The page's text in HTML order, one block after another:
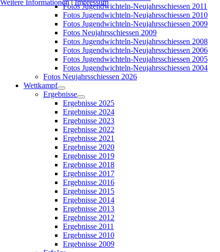
Fotos Jugendwichteln-Neujahrsschiessen 2011
Fotos Jugendwichteln-Neujahrsschiessen 2010
Fotos Jugendwichteln-Neujahrsschiessen 2009
Fotos Neujahrsschiessen 2009
Fotos Jugendwichteln-Neujahrsschiessen 2008
Fotos Jugendwichteln-Neujahrsschiessen 2006
Fotos Jugendwichteln-Neujahrsschiessen 2005
Fotos Jugendwichteln-Neujahrsschiessen 2004
Fotos Neujahrsschiessen 2026
Wettkampf
Ergebnisse
Ergebnisse 2025
Ergebnisse 2024
Ergebnisse 2023
Ergebnisse 2022
Ergebnisse 2021
Ergebnisse 2020
Ergebnisse 2019
Ergebnisse 2018
Ergebnisse 2017
Ergebnisse 2016
Ergebnisse 2015
Ergebnisse 2014
Ergebnisse 2013
Ergebnisse 2012
Ergebnisse 2011
Ergebnisse 2010
Ergebnisse 2009
Weitere Informationen|Impressum